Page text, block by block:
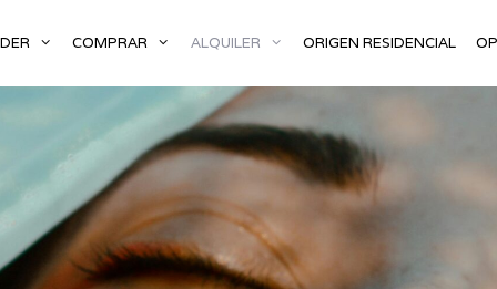
COMPRAR ALQUILER ORIGEN RESIDENCIAL